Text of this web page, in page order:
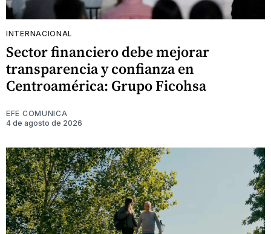
INTERNACIONAL
Sector financiero debe mejorar
transparencia y confianza en
Centroamérica: Grupo Ficohsa
EFE COMUNICA
4 de agosto de 2026